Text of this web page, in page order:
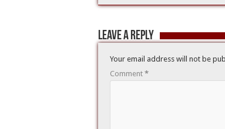
Leave a Reply
Your email address will not be
Comment *